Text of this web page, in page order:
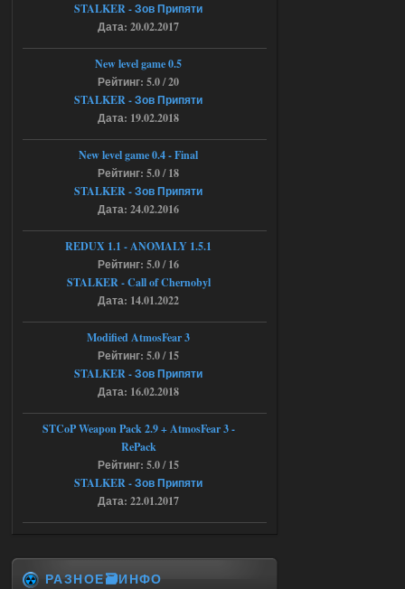
andreyforest1993
https://rutube.ru/video/50be34
6a53045b746b6f2d80812029a
3/?r=plemwd
Ответить ➤
04.08.2026
STCoP WP 3.4
Объединенный Пак 2 + OGSR +
STCoP WP 3.4
andreyforest1993
там есть опция расшириные
анимации нпс, я поставил
галочку но толку ноль, ни каких
анимаций нет, может это что-то другое,
не известно, больше нет ни каких таких
кнопок по поводу анимаций
Последний рассвет - Эпизод 1
STALKER - Зов Припяти
Дата: 20.02.2017
New level game 0.5
Рейтинг: 5.0 / 20
STALKER - Зов Припяти
Дата: 19.02.2018
New level game 0.4 - Final
Рейтинг: 5.0 / 18
STALKER - Зов Припяти
Дата: 24.02.2016
REDUX 1.1​​​​​​​ - ANOMALY 1.5.1
Рейтинг: 5.0 / 16
STALKER - Call of Chernobyl
Дата: 14.01.2022
Modified AtmosFear 3
Рейтинг: 5.0 / 15
STALKER - Зов Припяти
Дата: 16.02.2018
STCoP Weapon Pack 2.9 + AtmosFear 3 -
RePack
Рейтинг: 5.0 / 15
STALKER - Зов Припяти
Дата: 22.01.2017
РАЗНОЕ🗃️ИНФО